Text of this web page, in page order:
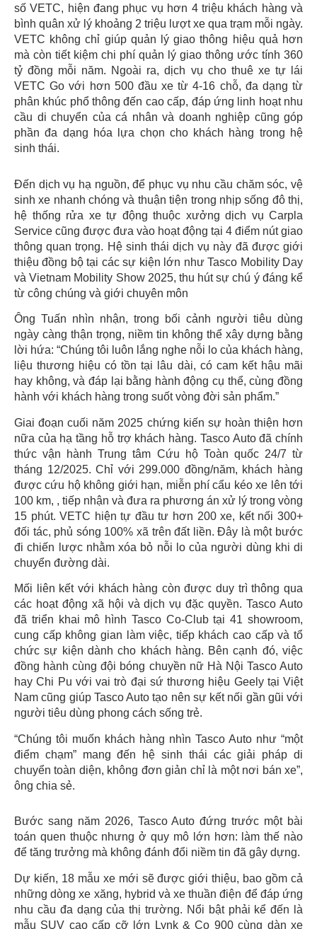
số VETC, hiện đang phục vụ hơn 4 triệu khách hàng và
bình quân xử lý khoảng 2 triệu lượt xe qua trạm mỗi ngày.
VETC không chỉ giúp quản lý giao thông hiệu quả hơn
mà còn tiết kiệm chi phí quản lý giao thông ước tính 360
tỷ đồng mỗi năm. Ngoài ra, dịch vụ cho thuê xe tự lái
VETC Go với hơn 500 đầu xe từ 4-16 chỗ, đa dạng từ
phân khúc phổ thông đến cao cấp, đáp ứng linh hoạt nhu
cầu di chuyển của cá nhân và doanh nghiệp cũng góp
phần đa dạng hóa lựa chọn cho khách hàng trong hệ
sinh thái.
Đến dịch vụ hạ nguồn, để phục vụ nhu cầu chăm sóc, vệ
sinh xe nhanh chóng và thuận tiện trong nhịp sống đô thị,
hệ thống rửa xe tự động thuộc xưởng dịch vụ Carpla
Service cũng được đưa vào hoạt động tại 4 điểm nút giao
thông quan trọng. Hệ sinh thái dịch vụ này đã được giới
thiệu đồng bộ tại các sự kiện lớn như Tasco Mobility Day
và Vietnam Mobility Show 2025, thu hút sự chú ý đáng kể
từ công chúng và giới chuyên môn
Ông Tuấn nhìn nhận, trong bối cảnh người tiêu dùng
ngày càng thận trọng, niềm tin không thể xây dựng bằng
lời hứa: “Chúng tôi luôn lắng nghe nỗi lo của khách hàng,
liệu thương hiệu có tồn tại lâu dài, có cam kết hậu mãi
hay không, và đáp lại bằng hành động cụ thể, cùng đồng
hành với khách hàng trong suốt vòng đời sản phẩm.”
Giai đoạn cuối năm 2025 chứng kiến sự hoàn thiện hơn
nữa của hạ tầng hỗ trợ khách hàng. Tasco Auto đã chính
thức vận hành Trung tâm Cứu hộ Toàn quốc 24/7 từ
tháng 12/2025. Chỉ với 299.000 đồng/năm, khách hàng
được cứu hộ không giới hạn, miễn phí cẩu kéo xe lên tới
100 km, , tiếp nhận và đưa ra phương án xử lý trong vòng
15 phút. VETC hiện tự đầu tư hơn 200 xe, kết nối 300+
đối tác, phủ sóng 100% xã trên đất liền. Đây là một bước
đi chiến lược nhằm xóa bỏ nỗi lo của người dùng khi di
chuyển đường dài.
Mối liên kết với khách hàng còn được duy trì thông qua
các hoạt động xã hội và dịch vụ đặc quyền. Tasco Auto
đã triển khai mô hình Tasco Co-Club tại 41 showroom,
cung cấp không gian làm việc, tiếp khách cao cấp và tổ
chức sự kiện dành cho khách hàng. Bên cạnh đó, việc
đồng hành cùng đội bóng chuyền nữ Hà Nội Tasco Auto
hay Chi Pu với vai trò đại sứ thương hiệu Geely tại Việt
Nam cũng giúp Tasco Auto tạo nên sự kết nối gần gũi với
người tiêu dùng phong cách sống trẻ.
“Chúng tôi muốn khách hàng nhìn Tasco Auto như “một
điểm chạm” mang đến hệ sinh thái các giải pháp di
chuyển toàn diện, không đơn giản chỉ là một nơi bán xe”,
ông chia sẻ.
Bước sang năm 2026, Tasco Auto đứng trước một bài
toán quen thuộc nhưng ở quy mô lớn hơn: làm thế nào
để tăng trưởng mà không đánh đổi niềm tin đã gây dựng.
Dự kiến, 18 mẫu xe mới sẽ được giới thiệu, bao gồm cả
những dòng xe xăng, hybrid và xe thuần điện để đáp ứng
nhu cầu đa dạng của thị trường. Nổi bật phải kể đến là
mẫu SUV cao cấp cỡ lớn Lynk & Co 900 cùng dàn xe